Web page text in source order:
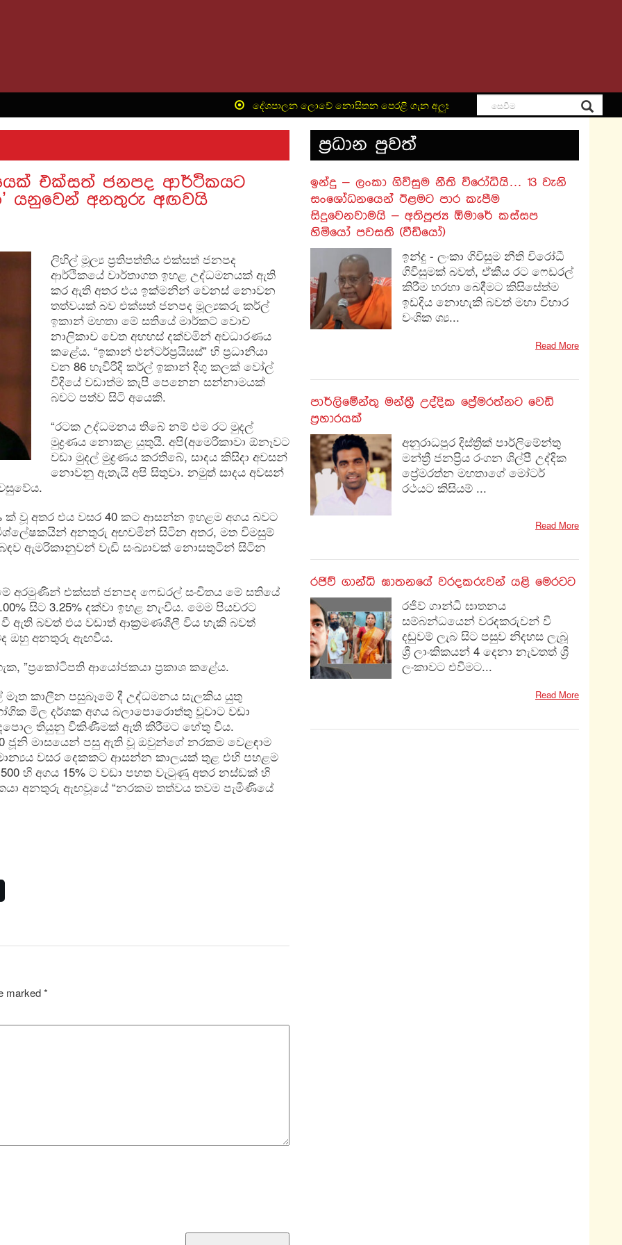
දේශපාලන ලොවේ නොසිතන පෙරළි ගැන අලුත්ම තොරතුරු දැනගන්න පිවිසෙන්න – Lanka
එක්සත් ජනපද ආර්ථිකයට
යනුවෙන් අනතුරු අඟවයි
ලිහිල් මූල්‍ය ප්‍රතිපත්තිය එක්සත් ජනපද
ආර්ථිකයේ වාර්තාගත ඉහළ උද්ධමනයක් ඇති
කර ඇති අතර එය ඉක්මනින් වෙනස් නොවන
තත්වයක් බව එක්සත් ජනපද මූල්‍යකරු කර්ල්
ඉකාන් මහතා මේ සතියේ මාර්කට් වොච්
නාලිකාව වෙත අහහස් දක්වමින් අවධාරණය
කළේය. “ඉකාන් එන්ටර්ප්‍රයිසස්” හි ප්‍රධානියා
වන 86 හැවිරිදි කර්ල් ඉකාන් දිගු කලක් වෝල්
වීදියේ වඩාත්ම කැපී පෙනෙන සන්නාමයක්
බවට පත්ව සිටි අයෙකි.
“රටක උද්ධමනය තිබේ නම් එම රට මුදල්
මුද්‍රණය නොකළ යුතුයි. අපි(අමෙරිකාවා ඕනෑවට
වඩා මුදල් මුද්‍රණය කරතිබේ, සාදය කිසිදා අවසන්
නොවනු ඇතැයි අපි සිතුවා. නමුත් සාදය අවසන්
වූ අතර එය වසර 40 කට ආසන්න ඉහළම අගය බවට
අනතුරු අඟවමින් සිටින අතර, මත විමසුම්
ඇමරිකානුවන් වැඩි සංඛ්‍යාවක් නොසතුටින් සිටින
අරමුණින් එක්සත් ජනපද ෆෙඩරල් සංචිතය මේ සතියේ
සිට 3.25% දක්වා ඉහළ නැංවීය. මෙම පියවරට
ඇති බවත් එය වඩාත් ආක්‍රමණශීලී විය හැකි බවත්
ඔහු අනතුරු ඇඟවීය.
”ප්‍රකෝටිපති ආයෝජකයා ප්‍රකාශ කළේය.
කාලීන පසුබෑමේ දී උද්ධමනය සැලකිය යුතු
මිල දර්ශක අගය බලාපොරොත්තු වූවාට වඩා
තියුනු විකිණීමක් ඇති කිරීමට හේතු විය.
ජූනි මාසයෙන් පසු ඇති වූ ඔවුන්ගේ නරකම වෙළඳාම
වසර දෙකකට ආසන්න කාලයක් තුළ එහි පහළම
හි අගය 15% ට වඩා පහත වැටුණු අතර නස්ඩක් හි
අනතුරු ඇඟවූයේ “නරකම තත්වය තවම පැමිණියේ
marked*
ප‍්‍රධාන පුවත්
​ඉන්දු – ලංකා ගිවිසුම නීති විරෝධියි… 13 වැනි
සංශෝධනයෙන් ඊළමට පාර කැපීම
සිදුවෙනවාමයි – අතිපූජ්‍ය ඕමාරේ කස්සප
හිමියෝ පවසති (වීඩියෝ)
ඉන්දු - ලංකා ගිවිසුම නීති විරෝධී
ගිවිසුමක් බවත්, ඒකීය රට ෆෙඩරල්
කිරීම හරහා බෙදීමට කිසිසේත්ම
ඉඩදිය නොහැකි බවත් මහා විහාර
වංශික ශ්‍ය...
Read More
පාර්ලිමේන්තු මන්ත්‍රී උද්දික ප්‍රේමරත්නට වෙඩි
ප්‍රහාරයක්
අනුරාධපුර දිස්ත්‍රික් පාර්ලිමේන්තු
මන්ත්‍රී ජනප්‍රිය රංගන ශිල්පී උද්දික
ප්‍රේමරත්න මහතාගේ මෝටර්
රථයට කිසියම් ...
Read More
රජිව් ගාන්ධි ඝාතනයේ වරදකරුවන් යළි මෙරටට
රජිව් ගාන්ධි ඝාතනය
සම්බන්ධයෙන් වරදකරුවන් වී
දඬුවම් ලැබ සිට පසුව නිදහස ලැබූ
ශ්‍රී ලාංකිකයන් 4 දෙනා නැවතත් ශ්‍රී
ලංකාවට එවීමට...
Read More